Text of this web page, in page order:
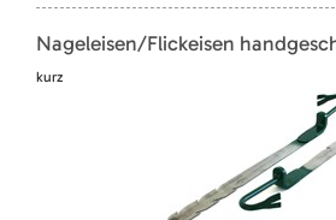
Nageleisen/Flickeisen
kurz